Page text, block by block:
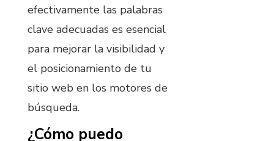
efectivamente las palabras
clave adecuadas es esencial
para mejorar la visibilidad y
el posicionamiento de tu
sitio web en los motores de
búsqueda.
¿Cómo puedo